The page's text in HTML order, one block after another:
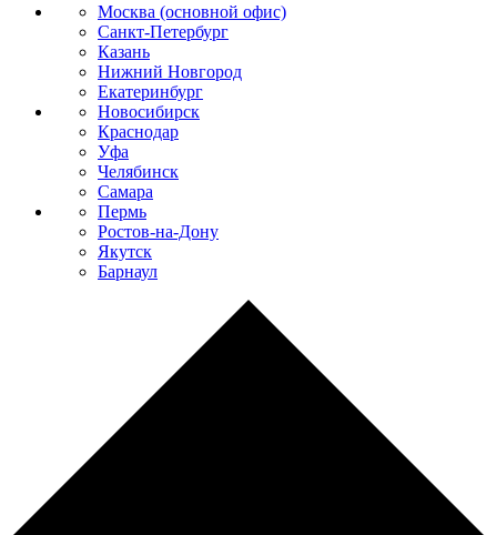
Москва (основной офис)
Санкт-Петербург
Казань
Нижний Новгород
Екатеринбург
Новосибирск
Краснодар
Уфа
Челябинск
Самара
Пермь
Ростов-на-Дону
Якутск
Барнаул